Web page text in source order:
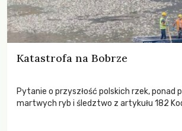
Katastrofa na Bobrze
Pytanie o przyszłość polskich rzek, ponad
martwych ryb i śledztwo z artykułu 182